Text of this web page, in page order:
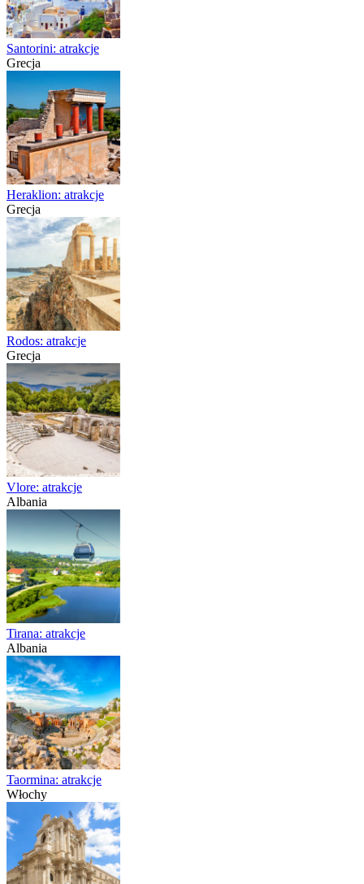
Santorini: atrakcje
Grecja
Heraklion: atrakcje
Grecja
Rodos: atrakcje
Grecja
Vlore: atrakcje
Albania
Tirana: atrakcje
Albania
Taormina: atrakcje
Włochy